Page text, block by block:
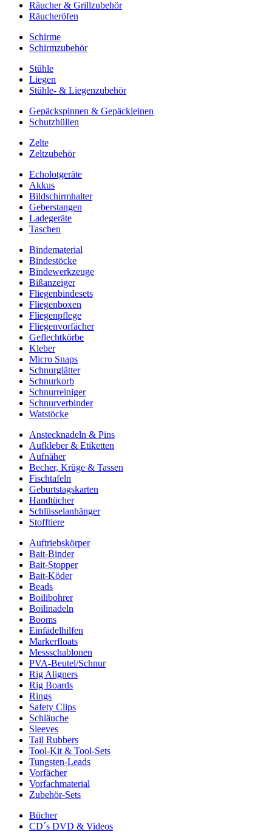
Räucher & Grillzubehör
Räucheröfen
Schirme
Schirmzubehör
Stühle
Liegen
Stühle- & Liegenzubehör
Gepäckspinnen & Gepäckleinen
Schutzhüllen
Zelte
Zeltzubehör
Echolotgeräte
Akkus
Bildschirmhalter
Geberstangen
Ladegeräte
Taschen
Bindematerial
Bindestöcke
Bindewerkzeuge
Bißanzeiger
Fliegenbindesets
Fliegenboxen
Fliegenpflege
Fliegenvorfächer
Geflechtkörbe
Kleber
Micro Snaps
Schnurglätter
Schnurkorb
Schnurreiniger
Schnurverbinder
Watstöcke
Anstecknadeln & Pins
Aufkleber & Etiketten
Aufnäher
Becher, Krüge & Tassen
Fischtafeln
Geburtstagskarten
Handtücher
Schlüsselanhänger
Stofftiere
Auftriebskörper
Bait-Binder
Bait-Stopper
Bait-Köder
Beads
Boilibohrer
Boilinadeln
Booms
Einfädelhilfen
Markerfloats
Messschablonen
PVA-Beutel/Schnur
Rig Aligners
Rig Boards
Rings
Safety Clips
Schläuche
Sleeves
Tail Rubbers
Tool-Kit & Tool-Sets
Tungsten-Leads
Vorfächer
Vorfachmaterial
Zubehör-Sets
Bücher
CD´s DVD & Videos